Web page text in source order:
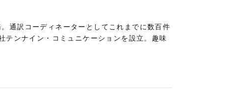
通訳コーディネーターとしてこれまでに数百件
ンナイン・コミュニケーションを設立。趣味